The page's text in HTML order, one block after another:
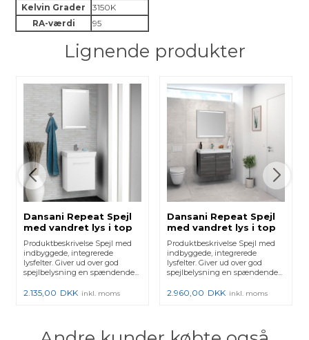
Kelvin Grader
3150K
RA-værdi
95
Lignende produkter
Dansani Repeat Spejl
med vandret lys i top
og bund samt sensor,
50x70 cm
Produktbeskrivelse Spejl med
indbyggede, integrerede
lysfelter. Giver ud over god
spejlbelysning en spændende...
2.135,00 DKK inkl. moms
Dansani Repeat Spejl
med vandret lys i top
og bund samt sensor,
80x70 cm
Produktbeskrivelse Spejl med
indbyggede, integrerede
lysfelter. Giver ud over god
spejlbelysning en spændende...
2.960,00 DKK inkl. moms